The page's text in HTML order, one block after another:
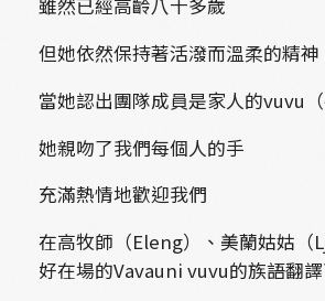
雖然已經高齡八十多歲
但她依然保持著活潑而溫柔的精神
當她認出團隊成員是家人的vuvu
她親吻了我們每個人的手
充滿熱情地歡迎我們
在高牧師（Eleng）、美蘭姑姑（
好在場的Vavauni vuvu的族語翻